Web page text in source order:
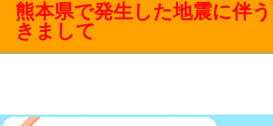
熊本県で発生した地震に伴
きまして